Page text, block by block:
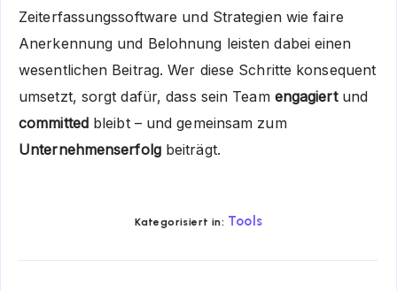
Zeiterfassungssoftware und Strategien wie faire
Anerkennung und Belohnung leisten dabei einen
wesentlichen Beitrag. Wer diese Schritte konsequent
umsetzt, sorgt dafür, dass sein Team engagiertund
committedbleibt – und gemeinsam zum
Unternehmenserfolgbeiträgt.
Kategorisiert in: Tools